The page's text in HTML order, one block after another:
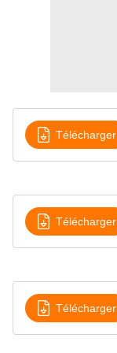
Télécharger
Télécharger
Télécharger